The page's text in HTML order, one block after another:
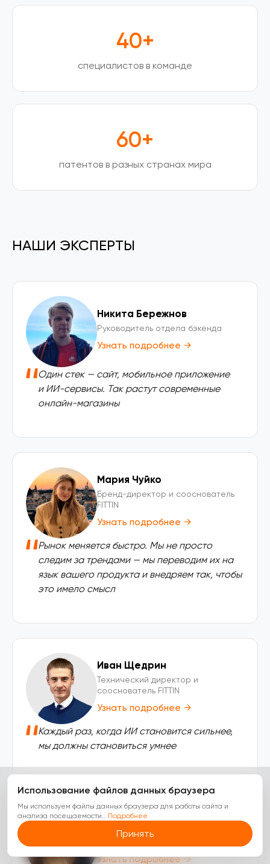
40+
специалистов в команде
60+
патентов в разных странах мира
НАШИ ЭКСПЕРТЫ
Один стек — сайт, мобильное приложение
и ИИ-сервисы. Так растут современные
онлайн-магазины
Никита Бережнов
Руководитель отдела бэкенда
Узнать подробнее →
Рынок меняется быстро. Мы не просто
следим за трендами — мы переводим их на
язык вашего продукта и внедряем так, чтобы
это имело смысл
Мария Чуйко
Бренд-директор и сооснователь
FITTIN
Узнать подробнее →
Каждый раз, когда ИИ становится сильнее,
мы должны становиться умнее
Иван Щедрин
Технический директор и
сооснователь FITTIN
Узнать подробнее →
Екатерина Егельская
Руководитель отдела дизайна
Узнать подробнее →
Использование файлов данных браузера
Мы используем файлы данных браузера для работы сайта и
анализа посещаемости… Подробнее
Принять